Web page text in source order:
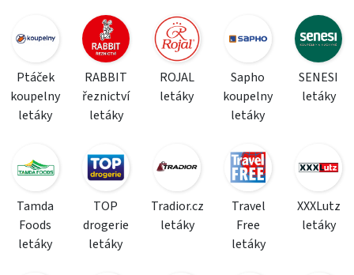
Ptáček
koupelny
letáky
RABBIT
řeznictví
letáky
ROJAL
letáky
Sapho
koupelny
letáky
SENESI
letáky
Tamda
Foods
letáky
TOP
drogerie
letáky
Tradior.cz
letáky
Travel
Free
letáky
XXXLutz
letáky